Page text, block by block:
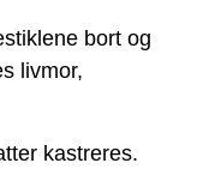
bort og
livmor,
kastreres.